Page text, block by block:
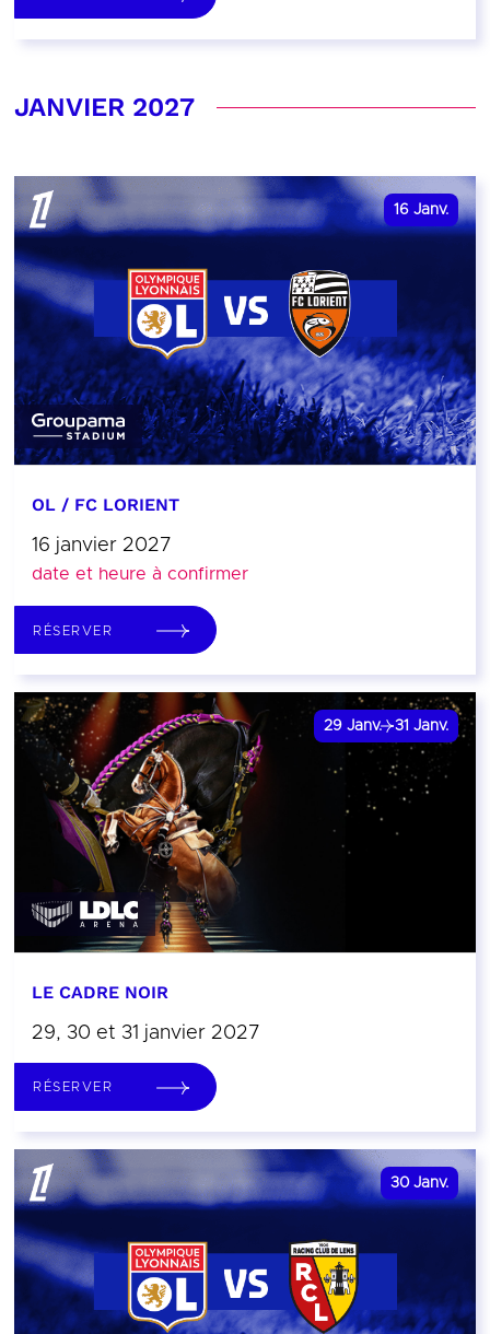
JANVIER 2027
16 Janv.
OL / FC LORIENT
16 janvier 2027
date et heure à confirmer
RÉSERVER
29 Janv. 31 Janv.
LE CADRE NOIR
29, 30 et 31 janvier 2027
RÉSERVER
30 Janv.